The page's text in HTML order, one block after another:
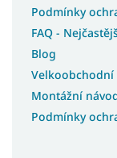
Podmínky
FAQ -
Blog
Velkoobchodní
Montážní
Podmínky